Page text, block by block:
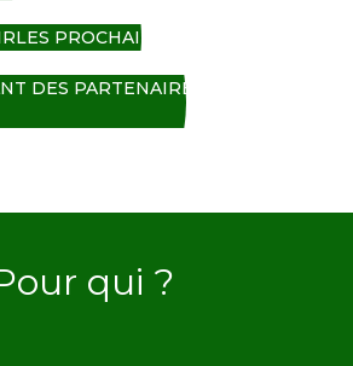
PROCHAINES ÉDITIONS
DES PARTENAIRES ET
qui ?